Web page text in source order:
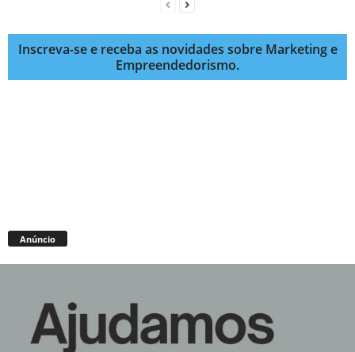
Inscreva-se e receba as novidades sobre Marketing e
Empreendedorismo.
Anúncio